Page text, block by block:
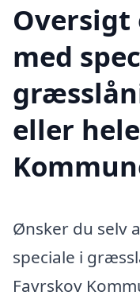
med
eller
Ønsker du selv
speciale i
Favrskov